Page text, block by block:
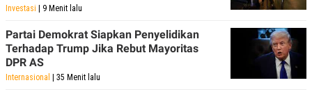
Investasi | 9 Menit lalu
Partai Demokrat Siapkan Penyelidikan
Terhadap Trump Jika Rebut Mayoritas
DPR AS
Internasional | 35 Menit lalu